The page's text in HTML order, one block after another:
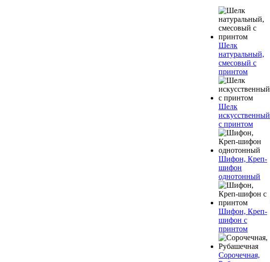
Шелк
натуральный,
смесовый с
принтом
Шелк
искусственный
с принтом
Шифон, Креп-
шифон
однотонный
Шифон, Креп-
шифон с
принтом
Сорочечная,